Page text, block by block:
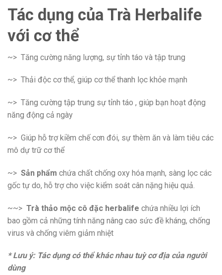
Tác dụng của Trà Herbalife
với cơ thể
~> Tăng cường năng lượng, sự tỉnh táo và tập trung
~> Thải độc cơ thể, giúp cơ thể thanh lọc khỏe mạnh
~> Tăng cường tập trung sự tỉnh táo , giúp bạn hoạt động
năng động cả ngày
~> Giúp hỗ trợ kiềm chế cơn đói, sự thèm ăn và làm tiêu các
mô dự trữ cơ thể
~> Sản phẩm chứa chất chống oxy hóa mạnh, sàng lọc các
gốc tự do, hỗ trợ cho việc kiểm soát cân nặng hiệu quả.
~~> Trà thảo mộc cô đặc herbalife chứa nhiều lợi ích
bao gồm cả những tính năng nâng cao sức đề kháng, chống
virus và chống viêm giảm nhiệt
* Lưu ý: Tác dụng có thể khác nhau tuỳ cơ địa của người
dùng